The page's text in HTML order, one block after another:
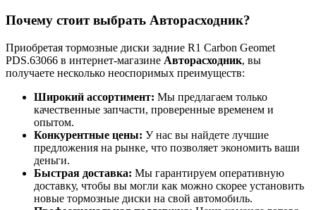
Почему стоит выбрать Авторасходник?
Приобретая тормозные диски задние R1 Carbon Geomet
PDS.63066 в интернет-магазине Авторасходник, вы
получаете несколько неоспоримых преимуществ:
Широкий ассортимент: Мы предлагаем только
качественные запчасти, проверенные временем и
опытом.
Конкурентные цены: У нас вы найдете лучшие
предложения на рынке, что позволяет экономить ваши
деньги.
Быстрая доставка: Мы гарантируем оперативную
доставку, чтобы вы могли как можно скорее установить
новые тормозные диски на свой автомобиль.